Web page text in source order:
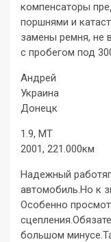
компенсаторы
поршнями и
замены ремня, не
с пробегом под
Андрей
Украина
Донецк
1.9, MT
2001, 221.000км
Надежный
автомобиль.Но к
Особенно
большом